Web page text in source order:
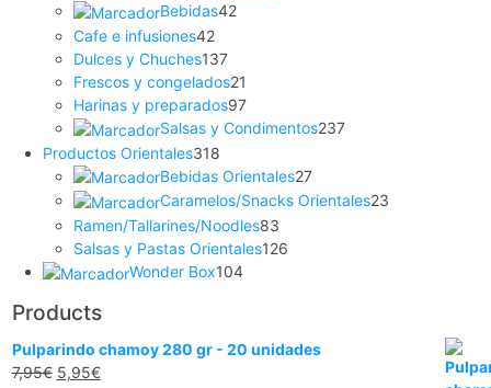
Bebidas42
Cafe e infusiones42
Dulces y Chuches137
Frescos y congelados21
Harinas y preparados97
Salsas y Condimentos237
Productos Orientales318
Bebidas Orientales27
Caramelos/Snacks Orientales23
Ramen/Tallarines/Noodles83
Salsas y Pastas Orientales126
Wonder Box104
Products
Pulparindo chamoy 280 gr - 20 unidades
7,95€ 5,95€